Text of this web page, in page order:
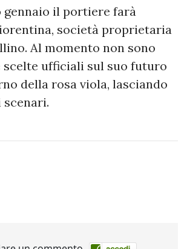
gennaio il portiere farà
società proprietaria
Al momento non sono
ufficiali sul suo futuro
della rosa viola, lasciando